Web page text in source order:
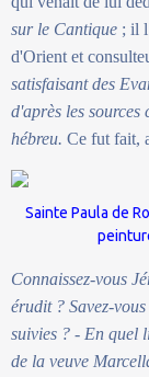
sur le Cantique ; il
d'Orient et
satisfaisant des
d'après les sources
hébreu. Ce fut fait,
Sainte Paula de
Connaissez-vous
érudit ? Savez-
suivies ? - En quel
de la veuve